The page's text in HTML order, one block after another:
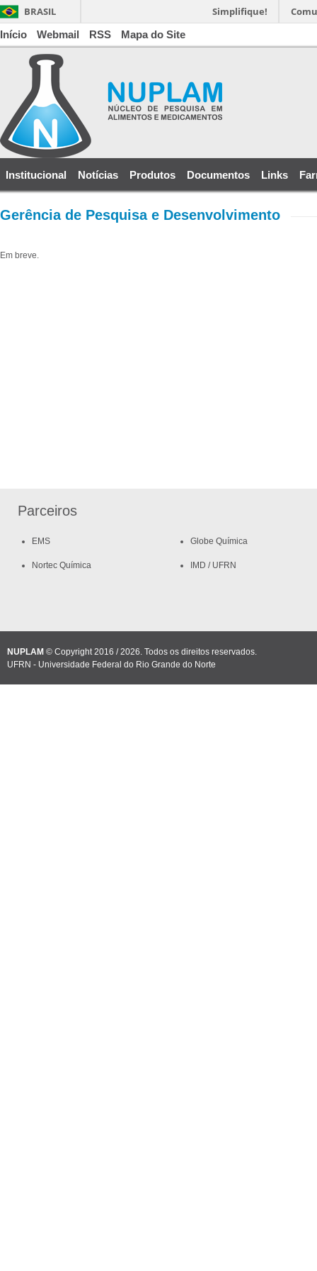
BRASIL Simplifique!
Início Webmail RSS Mapa do Site
Institucional Notícias Produtos Documentos Links
Gerência de Pesquisa e Desenvolvimento
Em breve.
Parceiros
EMS
Nortec Química
Globe Química
IMD / UFRN
NUPLAM © Copyright 2016 / 2026. Todos os direitos reservados.
UFRN - Universidade Federal do Rio Grande do Norte